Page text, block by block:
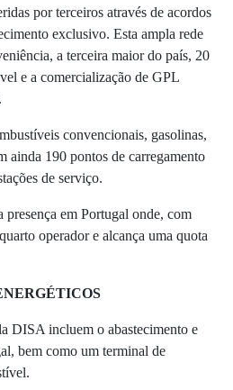
por terceiros através de acordos
exclusivo. Esta ampla rede
a terceira maior do país, 20
e a comercialização de GPL
convencionais, gasolinas,
ainda 190 pontos de carregamento
de serviço.
em Portugal onde, com
operador e alcança uma quota
DISA incluem o abastecimento e
bem como um terminal de